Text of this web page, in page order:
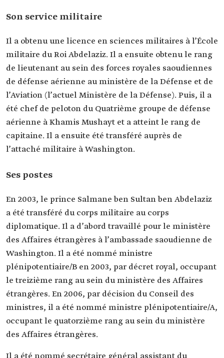
Son service militaire
Il a obtenu une licence en sciences militaires à l’École
militaire du Roi Abdelaziz. Il a ensuite obtenu le rang
de lieutenant au sein des forces royales saoudiennes
de défense aérienne au ministère de la Défense‏ et de
l’Aviation (l’actuel ‏Ministère de la Défense). Puis, il a
été chef de peloton du Quatrième groupe de défense
aérienne à Khamis Mushayt et a atteint le rang de
capitaine. Il a ensuite été transféré auprès de
l’attaché militaire à Washington.
Ses postes
En 2003, le prince Salmane ben Sultan ben Abdelaziz
a été transféré du corps militaire au corps
diplomatique. Il a d’abord travaillé pour le ministère
des Affaires étrangères à l’ambassade saoudienne de
Washington. Il a été nommé ministre
plénipotentiaire/B en 2003, par décret royal, occupant
le treizième rang au sein du ministère des Affaires
étrangères. En 2006, par décision du Conseil des
ministres, il a été nommé ministre plénipotentiaire/A,
occupant le quatorzième rang au sein du ministère
des Affaires étrangères.